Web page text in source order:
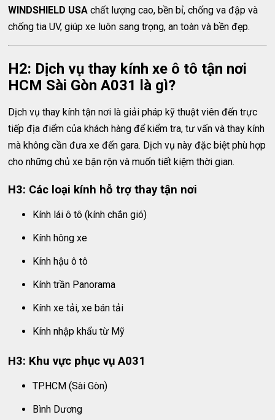
WINDSHIELD USA chất lượng cao, bền bỉ, chống va đập và
chống tia UV, giúp xe luôn sang trọng, an toàn và bền đẹp.
H2: Dịch vụ thay kính xe ô tô tận nơi
HCM Sài Gòn A031 là gì?
Dịch vụ thay kính tận nơi là giải pháp kỹ thuật viên đến trực
tiếp địa điểm của khách hàng để kiểm tra, tư vấn và thay kính
mà không cần đưa xe đến gara. Dịch vụ này đặc biệt phù hợp
cho những chủ xe bận rộn và muốn tiết kiệm thời gian.
H3: Các loại kính hỗ trợ thay tận nơi
Kính lái ô tô (kính chắn gió)
Kính hông xe
Kính hậu ô tô
Kính trần Panorama
Kính xe tải, xe bán tải
Kính nhập khẩu từ Mỹ
H3: Khu vực phục vụ A031
TP.HCM (Sài Gòn)
Bình Dương